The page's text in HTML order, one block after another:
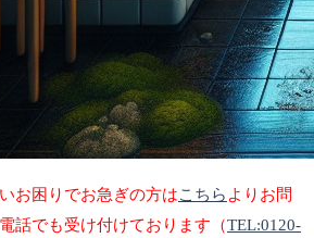
お困りでお急ぎの方はこちら よりお問
話でも受け付けております（TEL:0120-